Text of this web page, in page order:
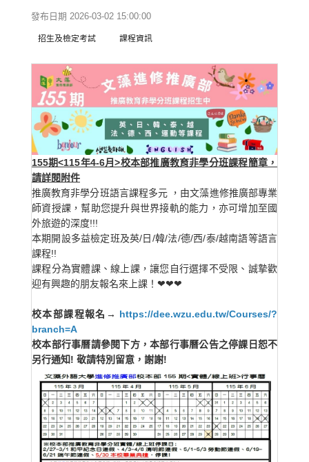
發布日期 2026-03-02 15:00:00
招生及檢定考試 課程資訊
155期<115年4-6月>校本部推廣教育非學分班課程簡章，
請詳閱附件
推廣教育非學分班語言課程多元 ，由文藻進修推廣部專業
師資授課，幫助您提升與世界接軌的能力，亦可增加至國
外旅遊的深度!!!
本期開設多益檢定班及英/日/韓/法/德/西/泰/越南語等語言
課程!!
課程分為實體課、線上課，讓您自行選擇不受限、誠摯歡
迎有興趣的朋友報名來上課！❤❤❤
校本部課程報名→ https://dee.wzu.edu.tw/Courses/?
branch=A
校本部行事曆請參閱下方，本部行事曆公告之停課日恕不
另行通知! 敬請特別留意，謝謝!